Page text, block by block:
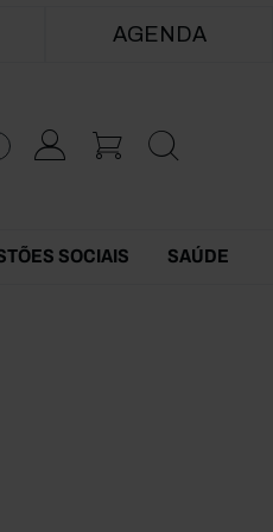
AGENDA
SOCIAIS SAÚDE